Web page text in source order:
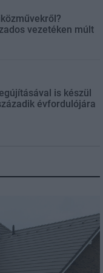
vezetéken múlt
is készül
évfordulójára